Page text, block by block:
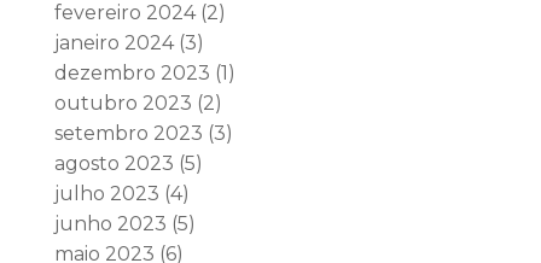
fevereiro 2024(2)
janeiro 2024(3)
dezembro 2023 (1)
outubro 2023 (2)
setembro 2023 (3)
agosto 2023 (5)
julho 2023 (4)
junho 2023 (5)
maio 2023 (6)